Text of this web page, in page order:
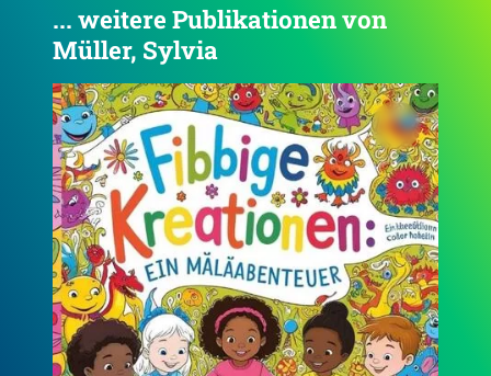
... weitere Publikationen von
Müller, Sylvia